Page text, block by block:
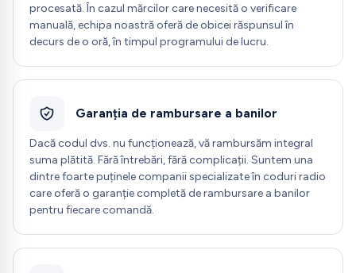
procesată. În cazul mărcilor care necesită o verificare
manuală, echipa noastră oferă de obicei răspunsul în
decurs de o oră, în timpul programului de lucru.
Garanția de rambursare a banilor
Dacă codul dvs. nu funcționează, vă rambursăm integral
suma plătită. Fără întrebări, fără complicații. Suntem una
dintre foarte puținele companii specializate în coduri radio
care oferă o garanție completă de rambursare a banilor
pentru fiecare comandă.